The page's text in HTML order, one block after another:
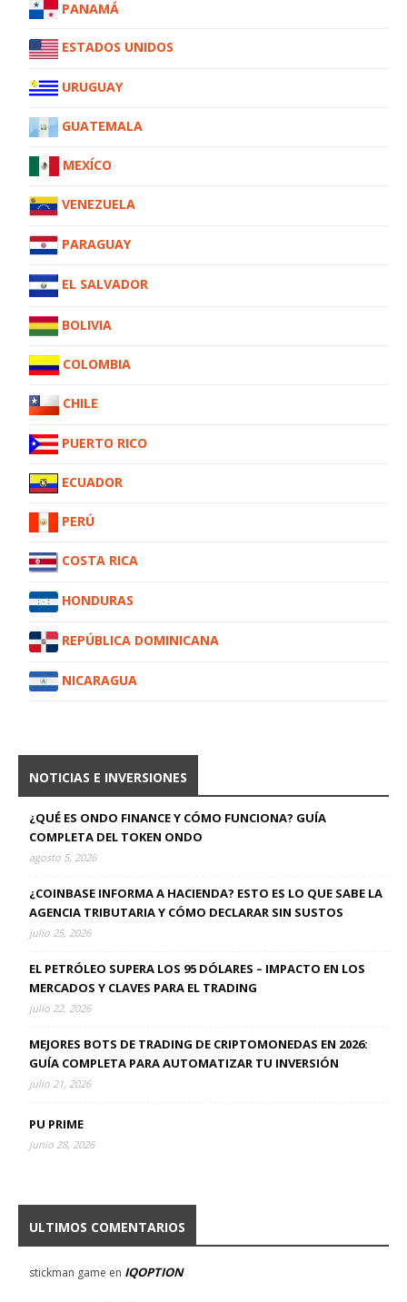
PANAMÁ
ESTADOS UNIDOS
URUGUAY
GUATEMALA
MEXÍCO
VENEZUELA
PARAGUAY
EL SALVADOR
BOLIVIA
COLOMBIA
CHILE
PUERTO RICO
ECUADOR
PERÚ
COSTA RICA
HONDURAS
REPÚBLICA DOMINICANA
NICARAGUA
NOTICIAS E INVERSIONES
¿QUÉ ES ONDO FINANCE Y CÓMO FUNCIONA? GUÍA
COMPLETA DEL TOKEN ONDO
agosto 5, 2026
¿COINBASE INFORMA A HACIENDA? ESTO ES LO QUE SABE LA
AGENCIA TRIBUTARIA Y CÓMO DECLARAR SIN SUSTOS
julio 25, 2026
EL PETRÓLEO SUPERA LOS 95 DÓLARES – IMPACTO EN LOS
MERCADOS Y CLAVES PARA EL TRADING
julio 22, 2026
MEJORES BOTS DE TRADING DE CRIPTOMONEDAS EN 2026:
GUÍA COMPLETA PARA AUTOMATIZAR TU INVERSIÓN
julio 21, 2026
PU PRIME
junio 28, 2026
ULTIMOS COMENTARIOS
stickman game en IQOPTION